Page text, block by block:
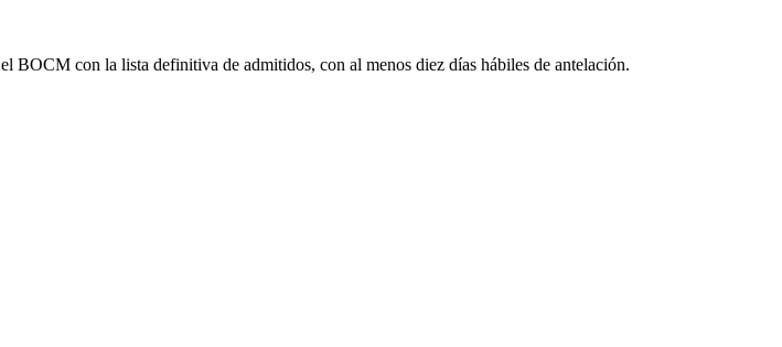
BOCM con la lista definitiva de admitidos, con al menos diez días hábiles de antelación.